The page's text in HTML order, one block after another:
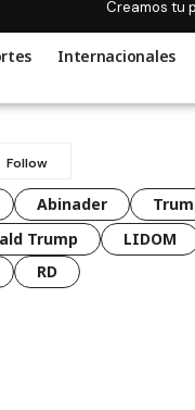
Creamos tu
Internacionales
Abinader
Trump LIDOM
RD